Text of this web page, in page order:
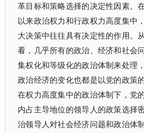
革目标和策略选择的决定性因素。
以来政治权力和行政权力高度集中
大决策中往往具有决定性的作用。
看，几乎所有的政治、经济和社会
集权化和等级化的政治体制来处理
政治经济的变化也都是以党的政策
在权力高度集中的政治体制下，党
内占主导地位的领导人的政策选择
治领导人对社会经济问题和政治体